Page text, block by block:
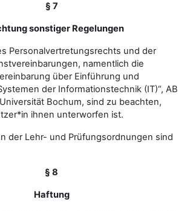
§ 7
sonstiger Regelungen
Personalvertretungsrechts und der
namentlich die
über Einführung und
der Informationstechnik (IT)“, AB
Bochum, sind zu beachten,
ihnen unterworfen ist.
der Lehr- und Prüfungsordnungen sind
§ 8
Haftung